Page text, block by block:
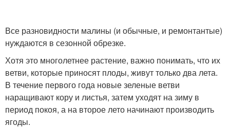
Все разновидности малины (и обычные, и ремонтантые)
нуждаются в сезонной обрезке.
Хотя это многолетнее растение, важно понимать, что их
ветви, которые приносят плоды, живут только два лета.
В течение первого года новые зеленые ветви
наращивают кору и листья, затем уходят на зиму в
период покоя, а на второе лето начинают производить
ягоды.